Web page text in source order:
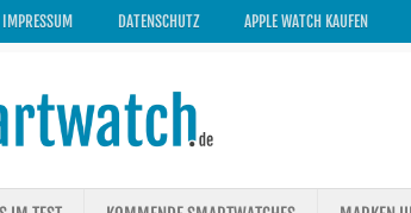
IMPRESSUM DATENSCHUTZ APPLE WATCH KAUFEN